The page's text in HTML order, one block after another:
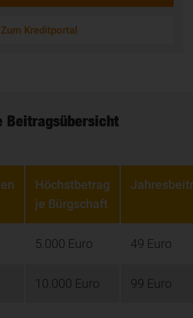
Zum Kreditportal
Beitragsübersicht
Höchstbetrag
je Bürgschaft
5.000 Euro 49 Euro
10.000 Euro 99 Euro